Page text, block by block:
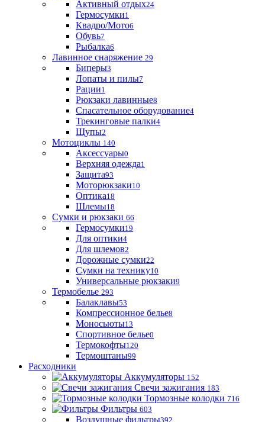
Активный отдых24
Гермосумки1
Квадро/Мото6
Обувь7
Рыбалка6
Лавинное снаряжение 29
Биперы3
Лопаты и пилы7
Рации1
Рюкзаки лавинные8
Спасательное оборудование4
Трекинговые палки4
Щупы2
Мотоциклы 140
Аксессуары0
Верхняя одежда1
Защита93
Моторюкзаки10
Оптика18
Шлемы18
Сумки и рюкзаки 66
Гермосумки19
Для оптики4
Для шлемов2
Дорожные сумки22
Сумки на технику10
Универсальные рюкзаки9
Термобелье 293
Балаклавы53
Компрессионное белье8
Моносьюты13
Спортивное белье0
Термокофты120
Термоштаны99
Расходники
Аккумуляторы 152
Свечи зажигания 183
Тормозные колодки 716
Фильтры 603
Воздушные фильтры392